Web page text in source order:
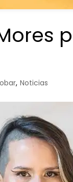
, Noticias